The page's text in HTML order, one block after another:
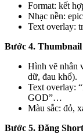
Format: kết
Nhạc nền:
Text overlay:
Bước 4. Thumbnail
Hình vẽ nhân
dữ, đau khổ).
Text overlay:
GOD”…
Màu sắc: đỏ,
Bước 5. Đăng